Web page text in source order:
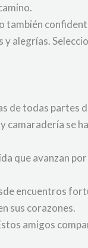
también
alegrías.
de todas partes
camaradería se
que avanzan
encuentros
sus corazones.
amigos